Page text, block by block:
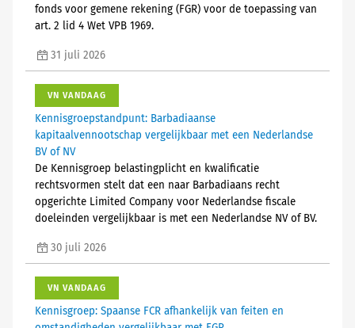
fonds voor gemene rekening (FGR) voor de toepassing van
art. 2 lid 4 Wet VPB 1969.
31 juli 2026
VN VANDAAG
Kennisgroepstandpunt: Barbadiaanse
kapitaalvennootschap vergelijkbaar met een Nederlandse
BV of NV
De Kennisgroep belastingplicht en kwalificatie
rechtsvormen stelt dat een naar Barbadiaans recht
opgerichte Limited Company voor Nederlandse fiscale
doeleinden vergelijkbaar is met een Nederlandse NV of BV.
30 juli 2026
VN VANDAAG
Kennisgroep: Spaanse FCR afhankelijk van feiten en